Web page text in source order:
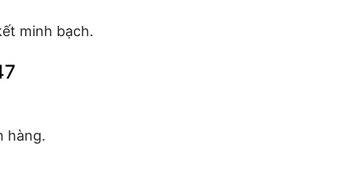
minh bạch.
hàng.